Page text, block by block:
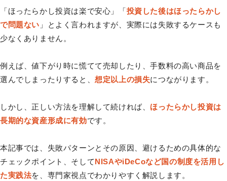
「ほったらかし投資は楽で安心」「投資した後はほったらかし
で問題ない 」とよく言われますが、実際には失敗するケースも
少なくありません。
例えば、値下がり時に慌てて売却したり、手数料の高い商品を
選んでしまったりすると、想定以上の損失につながります。
しかし、正しい方法を理解して続ければ、ほったらかし投資は
長期的な資産形成に有効です。
本記事では、失敗パターンとその原因、避けるための具体的な
チェックポイント、そしてNISAやiDeCoなど国の制度を活用し
た実践法を、専門家視点でわかりやすく解説します。